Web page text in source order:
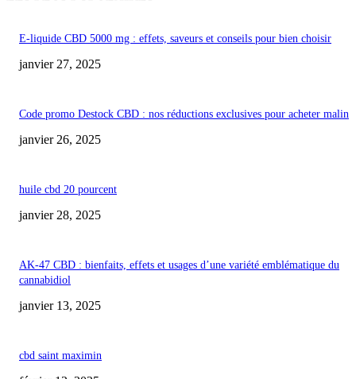
E-liquide CBD 5000 mg : effets, saveurs et conseils pour bien choisir
janvier 27, 2025
Code promo Destock CBD : nos réductions exclusives pour acheter malin
janvier 26, 2025
huile cbd 20 pourcent
janvier 28, 2025
AK-47 CBD : bienfaits, effets et usages d’une variété emblématique du
cannabidiol
janvier 13, 2025
cbd saint maximin